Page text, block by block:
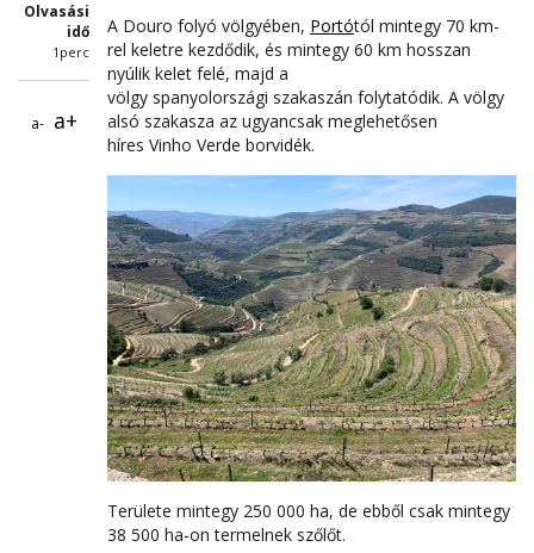
Olvasási
idő
1perc
a- a+
A Douro folyó völgyében, Portótól mintegy 70 km-
rel keletre kezdődik, és mintegy 60 km hosszan
nyúlik kelet felé, majd a
völgy spanyolországi szakaszán folytatódik. A völgy
alsó szakasza az ugyancsak meglehetősen
híres Vinho Verde borvidék.
Területe mintegy 250 000 ha, de ebből csak mintegy
38 500 ha-on termelnek szőlőt.